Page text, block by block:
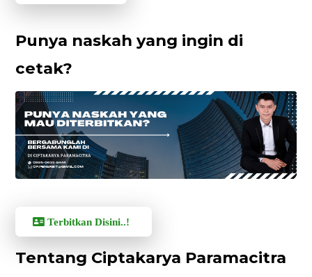
Punya naskah yang ingin di
cetak?
Terbitkan Disini..!
Tentang Ciptakarya Paramacitra